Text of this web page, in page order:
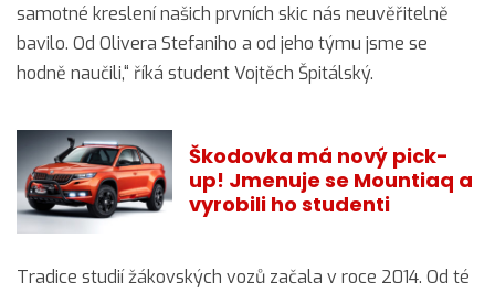
samotné kreslení našich prvních skic nás neuvěřitelně
bavilo. Od Olivera Stefaniho a od jeho týmu jsme se
hodně naučili,“ říká student Vojtěch Špitálský.
Škodovka má nový pick-
up! Jmenuje se Mountiaq a
vyrobili ho studenti
Tradice studií žákovských vozů začala v roce 2014. Od té